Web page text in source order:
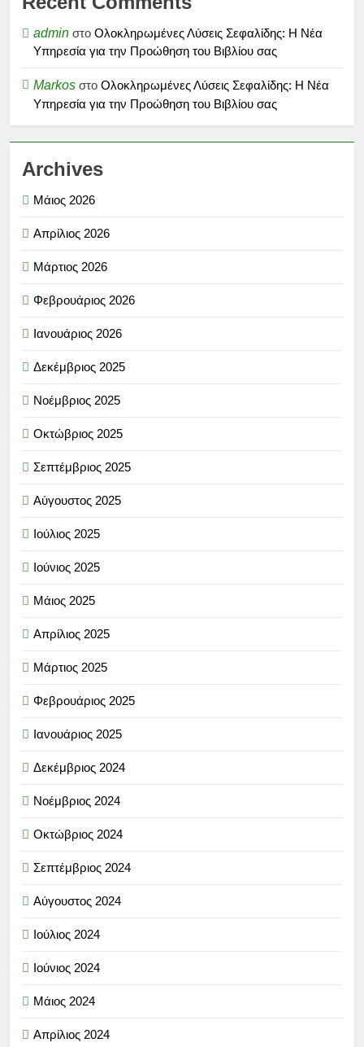
admin στο Ολοκληρωμένες Λύσεις Σεφαλίδης: Η Νέα
Υπηρεσία για την Προώθηση του Βιβλίου σας
Markos στο Ολοκληρωμένες Λύσεις Σεφαλίδης: Η Νέα
Υπηρεσία για την Προώθηση του Βιβλίου σας
Archives
Μάιος 2026
Απρίλιος 2026
Μάρτιος 2026
Φεβρουάριος 2026
Ιανουάριος 2026
Δεκέμβριος 2025
Νοέμβριος 2025
Οκτώβριος 2025
Σεπτέμβριος 2025
Αύγουστος 2025
Ιούλιος 2025
Ιούνιος 2025
Μάιος 2025
Απρίλιος 2025
Μάρτιος 2025
Φεβρουάριος 2025
Ιανουάριος 2025
Δεκέμβριος 2024
Νοέμβριος 2024
Οκτώβριος 2024
Σεπτέμβριος 2024
Αύγουστος 2024
Ιούλιος 2024
Ιούνιος 2024
Μάιος 2024
Απρίλιος 2024